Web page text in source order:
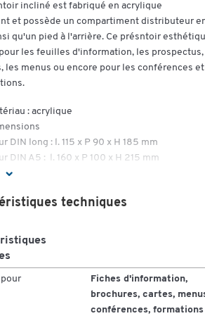
incliné est fabriqué en acrylique
et possède un compartiment distributeur
qu'un pied à l'arrière. Ce présntoir
les feuilles d'information, les prospectus,
les menus ou encore pour les conférences et
: acrylique
DIN long : l. 115 x P 90 x H 185 mm
DIN A5 : l. 160 x P 100 x H 215 mm
DIN A4 : l. 230 x P 110 x H 285 mm
techniques
Fiches d'information,
brochures, cartes,
conférences, formations